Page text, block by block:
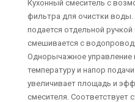
Кухонный смеситель с
фильтра для очистки
подается отдельной
смешивается с
Однорычажное управление
температуру и напор
увеличивает площадь и
смесителя. Соответствует